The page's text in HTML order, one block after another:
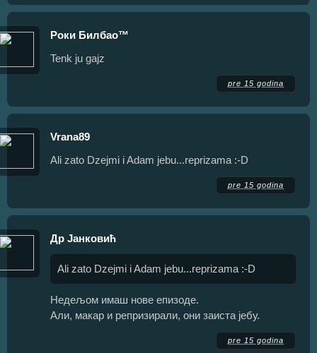
Роки Билбао™
Tenk ju gajz
pre 15 godina
Vrana89
Ali zato Dzejmi i Adam jebu...reprizama :-D
pre 15 godina
Др Јанковић
Ali zato Dzejmi i Adam jebu...reprizama :-D
Недељом имаш нове епизоде.
Али, макар и репризирали, они заиста јебу.
pre 15 godina